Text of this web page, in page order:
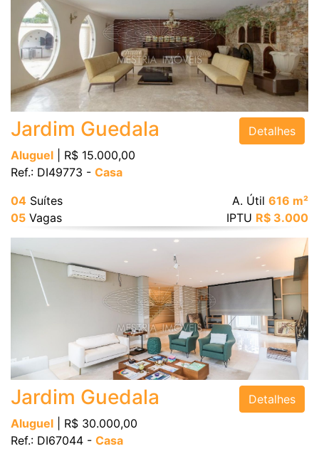
Jardim Guedala
Aluguel | R$ 15.000,00
Ref.: DI49773 - Casa
Detalhes
04 Suítes
05 Vagas
A. Útil 616 m²
IPTU R$ 3.000
Jardim Guedala
Aluguel | R$ 30.000,00
Ref.: DI67044 - Casa
Detalhes
Suítes
Vagas
Área Útil (m²)
Área Total (m²)
BUSCAR